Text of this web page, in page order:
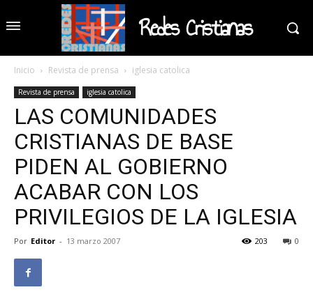
Redes Cristianas
Inicio Revista de prensa iglesia catolica
Revista de prensa iglesia catolica
LAS COMUNIDADES
CRISTIANAS DE BASE
PIDEN AL GOBIERNO
ACABAR CON LOS
PRIVILEGIOS DE LA IGLESIA
Por Editor - 13 marzo 2007 0
203